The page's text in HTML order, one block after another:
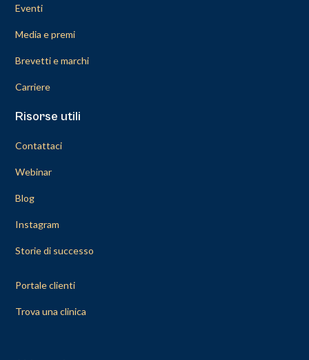
Eventi
Media e premi
Brevetti e marchi
Carriere
Risorse utili
Contattaci
Webinar
Blog
Instagram
Storie di successo
Portale clienti
Trova una clinica